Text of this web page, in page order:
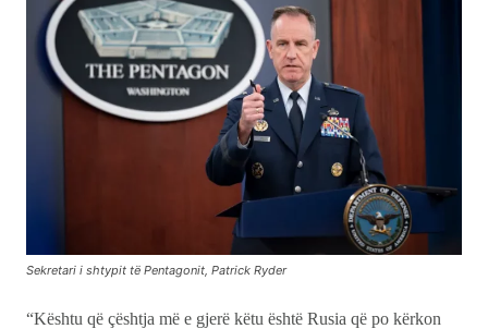
Sekretari i shtypit të Pentagonit, Patrick Ryder
“Kështu që çështja më e gjerë këtu është Rusia që po kërkon